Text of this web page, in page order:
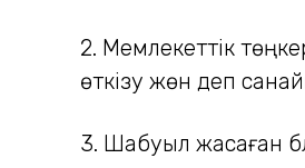
2. Мемлекеттік
өткізу жөн деп
3. Шабуыл жасаған